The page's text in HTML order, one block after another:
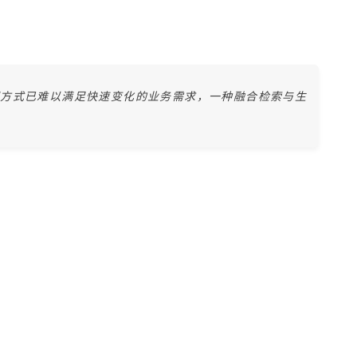
式已难以满足快速变化的业务需求，一种融合检索与生